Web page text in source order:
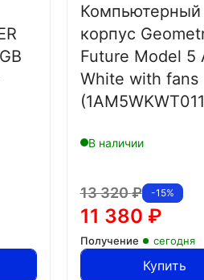
Компьютерный
корпус
Future Model 5
White with fans
В наличии
-15%
13 320₽
11 380 ₽
Получение сегодня
Купить